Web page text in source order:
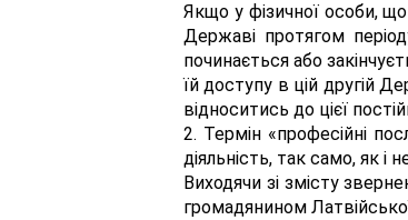
Якщо у фізичної особи,
Державі протягом
починається або
їй доступу в цій другій
відноситись до цієї
2. Термін «професійні
діяльність, так само, як і
Виходячи зі змісту
громадянином